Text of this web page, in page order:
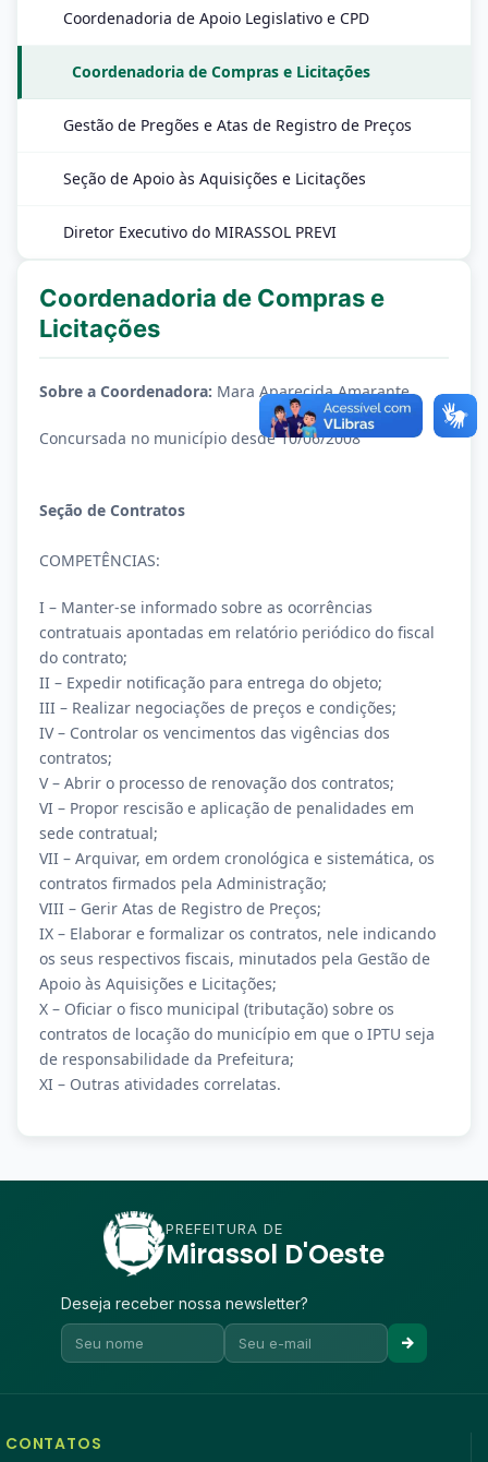
Coordenadoria de Apoio Legislativo e CPD
Coordenadoria de Compras e Licitações
Gestão de Pregões e Atas de Registro de Preços
Seção de Apoio às Aquisições e Licitações
Diretor Executivo do MIRASSOL PREVI
Coordenadoria de Compras e
Licitações
Sobre a Coordenadora: Mara Aparecida Amarante
Concursada no município desde 10/06/2008
Seção de Contratos
COMPETÊNCIAS:
I – Manter-se informado sobre as ocorrências
contratuais apontadas em relatório periódico do fiscal
do contrato;
II – Expedir notificação para entrega do objeto;
III – Realizar negociações de preços e condições;
IV – Controlar os vencimentos das vigências dos
contratos;
V – Abrir o processo de renovação dos contratos;
VI – Propor rescisão e aplicação de penalidades em
sede contratual;
VII – Arquivar, em ordem cronológica e sistemática, os
contratos firmados pela Administração;
VIII – Gerir Atas de Registro de Preços;
IX – Elaborar e formalizar os contratos, nele indicando
os seus respectivos fiscais, minutados pela Gestão de
Apoio às Aquisições e Licitações;
X – Oficiar o fisco municipal (tributação) sobre os
contratos de locação do município em que o IPTU seja
de responsabilidade da Prefeitura;
XI – Outras atividades correlatas.
PREFEITURA DE
Mirassol D'Oeste
Deseja receber nossa newsletter?
CONTATOS